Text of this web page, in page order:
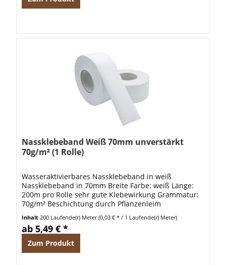
Nassklebeband Weiß 70mm unverstärkt
70g/m² (1 Rolle)
Wasseraktivierbares Nassklebeband in weiß
Nassklebeband in 70mm Breite Farbe: weiß Länge:
200m pro Rolle sehr gute Klebewirkung Grammatur:
70g/m² Beschichtung durch Pflanzenleim
Inhalt200 Laufende(r) Meter(0,03 € * / 1 Laufende(r) Meter)
ab 5,49 € *
Zum Produkt